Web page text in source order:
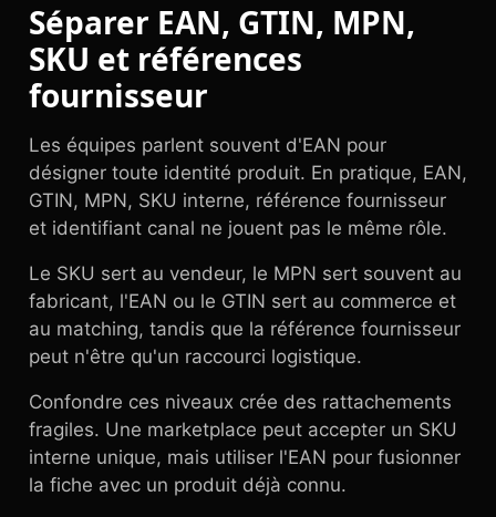
Séparer EAN, GTIN, MPN,
SKU et références
fournisseur
Les équipes parlent souvent d'EAN pour
désigner toute identité produit. En pratique, EAN,
GTIN, MPN, SKU interne, référence fournisseur
et identifiant canal ne jouent pas le même rôle.
Le SKU sert au vendeur, le MPN sert souvent au
fabricant, l'EAN ou le GTIN sert au commerce et
au matching, tandis que la référence fournisseur
peut n'être qu'un raccourci logistique.
Confondre ces niveaux crée des rattachements
fragiles. Une marketplace peut accepter un SKU
interne unique, mais utiliser l'EAN pour fusionner
la fiche avec un produit déjà connu.